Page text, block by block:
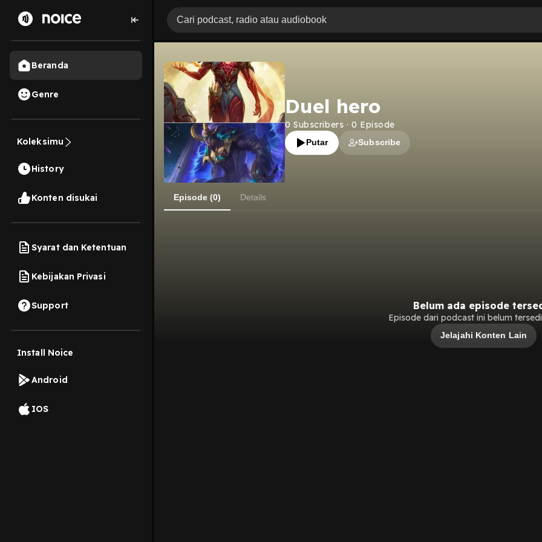
Beranda
Genre
Koleksimu
History
Konten disukai
Syarat dan Ketentuan
Kebijakan Privasi
Support
Install Noice
Android
IOS
Duel hero
0 Subscribers · 0 Episode
Putar Subscribe
Episode (0) Details
Belum ada episode
Episode dari podcast ini belum
Jelajahi Konten Lain